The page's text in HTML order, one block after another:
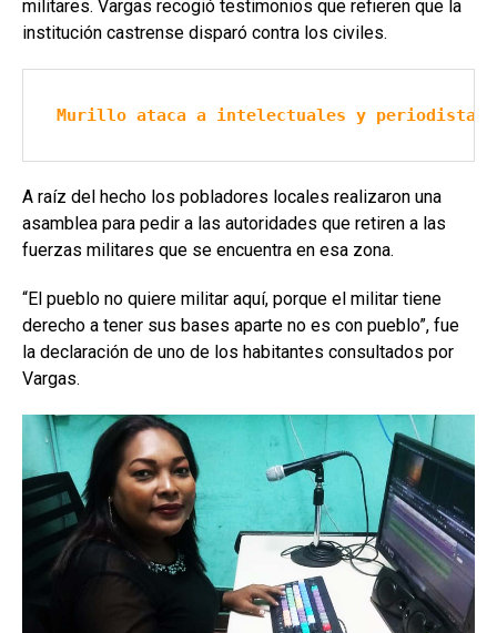
militares. Vargas recogió testimonios que refieren que la
institución castrense disparó contra los civiles.
Murillo ataca a intelectuales y periodistas y
A raíz del hecho los pobladores locales realizaron una
asamblea para pedir a las autoridades que retiren a las
fuerzas militares que se encuentra en esa zona.
“El pueblo no quiere militar aquí, porque el militar tiene
derecho a tener sus bases aparte no es con pueblo”, fue
la declaración de uno de los habitantes consultados por
Vargas.